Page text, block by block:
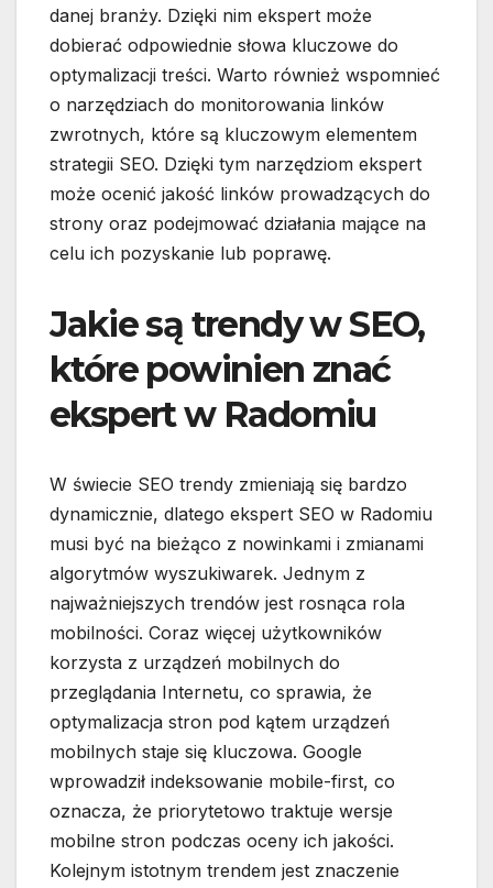
danej branży. Dzięki nim ekspert może
dobierać odpowiednie słowa kluczowe do
optymalizacji treści. Warto również wspomnieć
o narzędziach do monitorowania linków
zwrotnych, które są kluczowym elementem
strategii SEO. Dzięki tym narzędziom ekspert
może ocenić jakość linków prowadzących do
strony oraz podejmować działania mające na
celu ich pozyskanie lub poprawę.
Jakie są trendy w SEO,
które powinien znać
ekspert w Radomiu
W świecie SEO trendy zmieniają się bardzo
dynamicznie, dlatego ekspert SEO w Radomiu
musi być na bieżąco z nowinkami i zmianami
algorytmów wyszukiwarek. Jednym z
najważniejszych trendów jest rosnąca rola
mobilności. Coraz więcej użytkowników
korzysta z urządzeń mobilnych do
przeglądania Internetu, co sprawia, że
optymalizacja stron pod kątem urządzeń
mobilnych staje się kluczowa. Google
wprowadził indeksowanie mobile-first, co
oznacza, że priorytetowo traktuje wersje
mobilne stron podczas oceny ich jakości.
Kolejnym istotnym trendem jest znaczenie